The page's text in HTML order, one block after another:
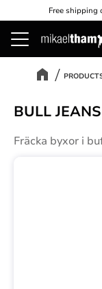
Menu
Free shipping
BULL
Fräcka byxor i